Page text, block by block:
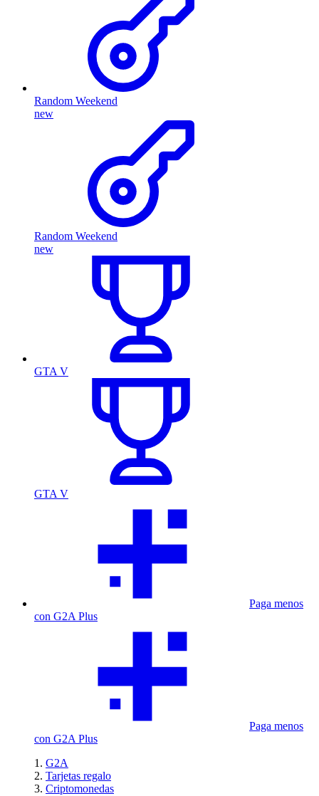
Random Weekend
new
Random Weekend
new
GTA V
GTA V
Paga menos
con G2A Plus
Paga menos
con G2A Plus
G2A
Tarjetas regalo
Criptomonedas